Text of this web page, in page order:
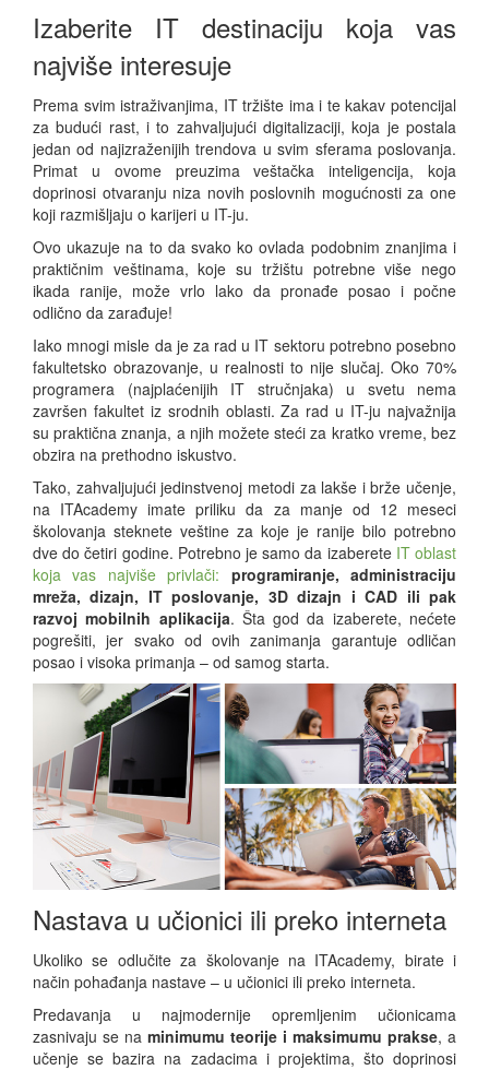
Izaberite IT destinaciju koja vas
najviše interesuje
Prema svim istraživanjima, IT tržište ima i te kakav potencijal
za budući rast, i to zahvaljujući digitalizaciji, koja je postala
jedan od najizraženijih trendova u svim sferama poslovanja.
Primat u ovome preuzima veštačka inteligencija, koja
doprinosi otvaranju niza novih poslovnih mogućnosti za one
koji razmišljaju o karijeri u IT-ju.
Ovo ukazuje na to da svako ko ovlada podobnim znanjima i
praktičnim veštinama, koje su tržištu potrebne više nego
ikada ranije, može vrlo lako da pronađe posao i počne
odlično da zarađuje!
Iako mnogi misle da je za rad u IT sektoru potrebno posebno
fakultetsko obrazovanje, u realnosti to nije slučaj. Oko 70%
programera (najplaćenijih IT stručnjaka) u svetu nema
završen fakultet iz srodnih oblasti. Za rad u IT-ju najvažnija
su praktična znanja, a njih možete steći za kratko vreme, bez
obzira na prethodno iskustvo.
Tako, zahvaljujući jedinstvenoj metodi za lakše i brže učenje,
na ITAcademy imate priliku da za manje od 12 meseci
školovanja steknete veštine za koje je ranije bilo potrebno
dve do četiri godine. Potrebno je samo da izaberete IT oblast
koja vas najviše privlači: programiranje, administraciju
mreža, dizajn, IT poslovanje, 3D dizajn i CAD ili pak
razvoj mobilnih aplikacija. Šta god da izaberete, nećete
pogrešiti, jer svako od ovih zanimanja garantuje odličan
posao i visoka primanja – od samog starta.
Nastava u učionici ili preko interneta
Ukoliko se odlučite za školovanje na ITAcademy, birate i
način pohađanja nastave – u učionici ili preko interneta.
Predavanja u najmodernije opremljenim učionicama
zasnivaju se na minimumu teorije i maksimumu prakse, a
učenje se bazira na zadacima i projektima, što doprinosi